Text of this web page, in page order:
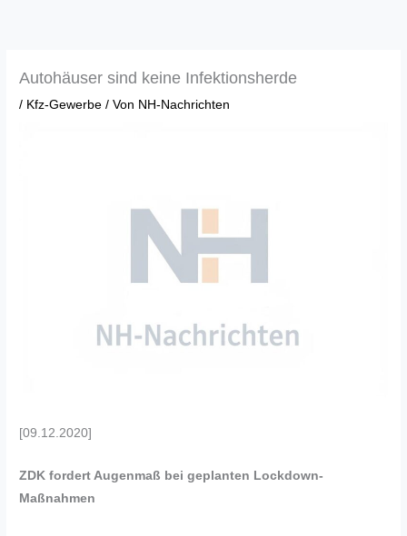
Autohäuser sind keine Infektionsherde
/ Kfz-Gewerbe / Von NH-Nachrichten
[09.12.2020]
ZDK fordert Augenmaß bei geplanten Lockdown-
Maßnahmen